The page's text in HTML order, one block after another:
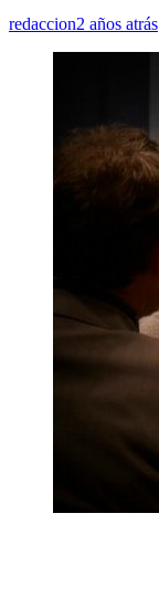
redaccion2 años atrás